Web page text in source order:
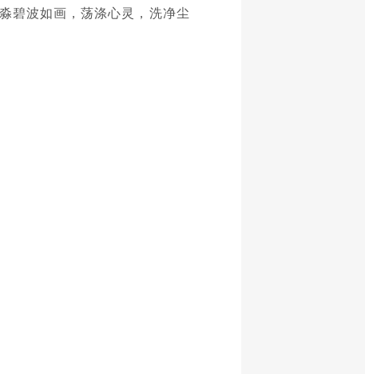
碧波如画，荡涤心灵，洗净尘